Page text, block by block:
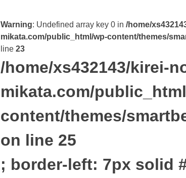
Warning: Undefined array key 0 in /home/
mikata.com/public_html/wp-content/themes/
line 23
/home/xs432143/kirei-
mikata.com/
content/themes/
on line 25
; border-left: 7px solid